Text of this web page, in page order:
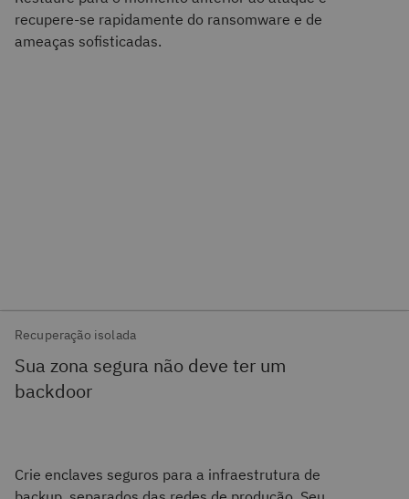
recupere-se rapidamente do ransomware e de
ameaças sofisticadas.
Recuperação isolada
Sua zona segura não deve ter um
backdoor
Crie enclaves seguros para a infraestrutura de